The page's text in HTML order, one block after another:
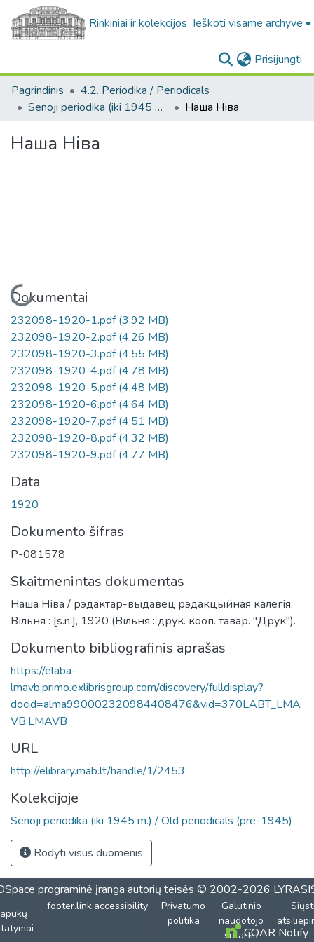
Rinkiniai ir kolekcijos Ieškoti visame archyve
Prisijungti
Pagrindinis
4.2. Periodika / Periodicals
Senoji periodika (iki 1945 m.) / Old periodicals (pre-1945)
Наша Ніва
Наша Ніва
Įkeliama...
Dokumentai
232098-1920-1.pdf(3.92 MB)
232098-1920-2.pdf(4.26 MB)
232098-1920-3.pdf(4.55 MB)
232098-1920-4.pdf(4.78 MB)
232098-1920-5.pdf(4.48 MB)
232098-1920-6.pdf(4.64 MB)
232098-1920-7.pdf(4.51 MB)
232098-1920-8.pdf(4.32 MB)
232098-1920-9.pdf(4.77 MB)
Data
1920
Dokumento šifras
P-081578
Skaitmenintas dokumentas
Наша Ніва / рэдактар-выдавец рэдакцыйная калегія.
Вільня : [s.n.], 1920 (Вільня : друк. кооп. тавар. "Друк").
Dokumento bibliografinis aprašas
https://elaba-
lmavb.primo.exlibrisgroup.com/discovery/fulldisplay?
docid=alma990002320984408476&vid=370LABT_LMA
VB:LMAVB
URL
http://elibrary.mab.lt/handle/1/2453
Kolekcijoje
Senoji periodika (iki 1945 m.) / Old periodicals (pre-1945)
Rodyti visus duomenis
programinė įranga autorių teisės © 2002-2026
footer.link.accessibility
Privatumo
politika
Galutinio
naudotojo
sutartisCOAR Notify